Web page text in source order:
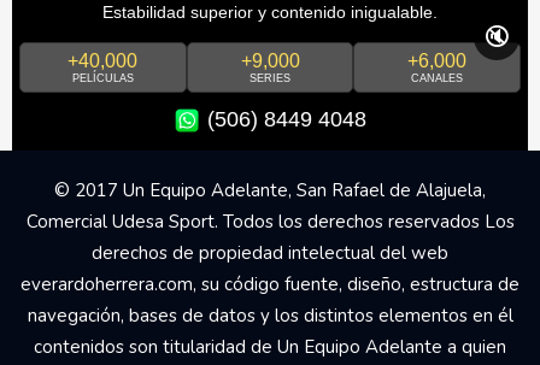
Estabilidad superior y contenido inigualable.
+40,000
PELÍCULAS
+9,000
SERIES
+6,000
CANALES
(506) 8449 4048
🔇
© 2017 Un Equipo Adelante, San Rafael de Alajuela,
Comercial Udesa Sport. Todos los derechos reservados Los
derechos de propiedad intelectual del web
everardoherrera.com, su código fuente, diseño, estructura de
navegación, bases de datos y los distintos elementos en él
contenidos son titularidad de Un Equipo Adelante a quien